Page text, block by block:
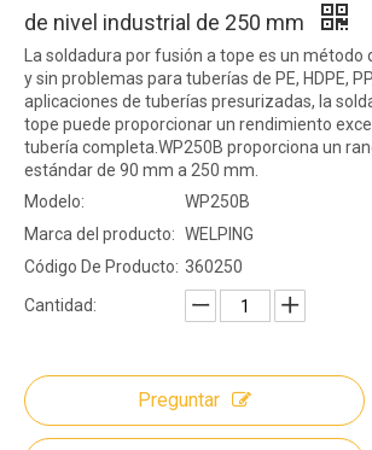
de nivel industrial de 250 mm
La soldadura por fusión a tope es un método
y sin problemas para tuberías de PE, HDPE,
aplicaciones de tuberías presurizadas, la
tope puede proporcionar un rendimiento
tubería completa.WP250B proporciona un
estándar de 90 mm a 250 mm.
Modelo:
WP250B
Marca del producto: WELPING
Código De Producto: 360250
Cantidad:
Preguntar